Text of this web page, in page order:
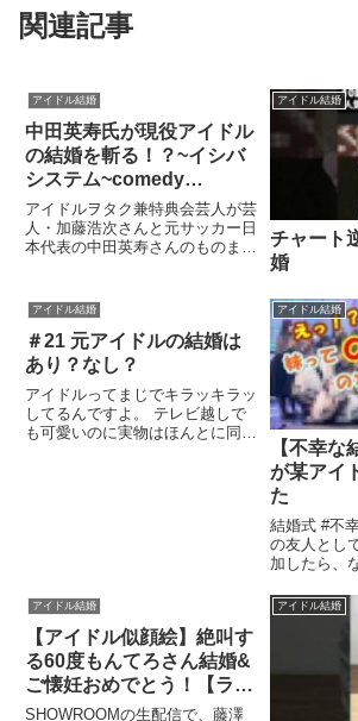
関連記事
アイドル結婚
中田英寿氏が現役アイドル
の結婚を斬る！？~イシバ
システム~comedy
videos~
アイドルヲタク兼特典会芸人が芸
人・加藤浩次さんと元サッカー日
本代表の中田英寿さんのものまね
アイドル結婚
チャート
婚
アイドル結婚
＃21 元アイドルの結婚は
あり？なし？
アイドルってまじでキラッキラッ
してるんですよ。 テレビ越しで
も可愛いのに実物はほんとに同じ
アイドル結婚
【不幸な
が某アイ
た
結婚式 #不
の友人とし
加したら、
ツイート
アイドル結婚
【アイドル似顔絵】絶叫す
る60度もんてろさん結婚&
ご懐妊おめでとう！【ライ
ブドローイング】
SHOWROOMの生配信で、藤澤
アイドル結婚